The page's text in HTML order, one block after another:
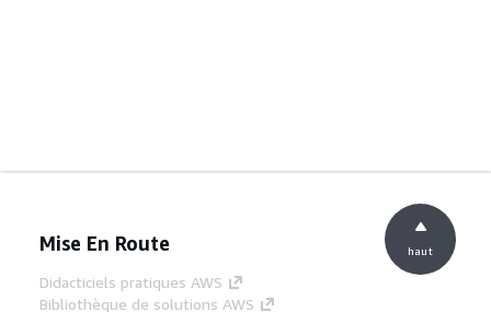
Mise En Route
Didacticiels pratiques AWS
Bibliothèque de solutions AWS
haut